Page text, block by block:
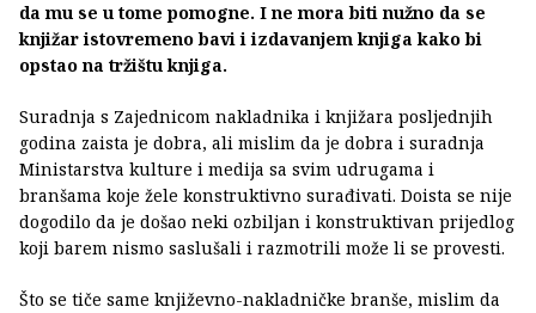
da mu se u tome pomogne. I ne mora biti nužno da se
knjižar istovremeno bavi i izdavanjem knjiga kako bi
opstao na tržištu knjiga.
Suradnja s Zajednicom nakladnika i knjižara posljednjih
godina zaista je dobra, ali mislim da je dobra i suradnja
Ministarstva kulture i medija sa svim udrugama i
branšama koje žele konstruktivno surađivati. Doista se nije
dogodilo da je došao neki ozbiljan i konstruktivan prijedlog
koji barem nismo saslušali i razmotrili može li se provesti.
Što se tiče same književno-nakladničke branše, mislim da